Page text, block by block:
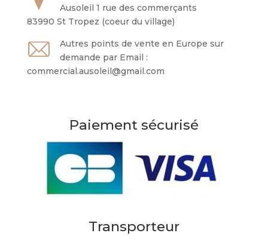
Ausoleil 1 rue des commerçants
83990 St Tropez (coeur du village)
Autres points de vente en Europe sur
demande par Email :
commercial.ausoleil@gmail.com
Paiement sécurisé
Transporteur